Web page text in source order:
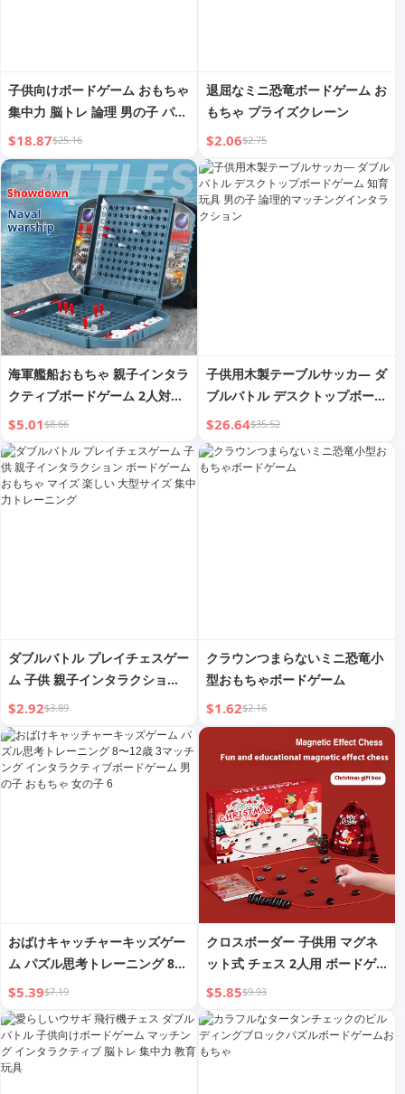
子供向けボードゲーム おもちゃ
集中力 脳トレ 論理 男の子 パズ
ル 3～6歳 ビルディングブロッ
ク 8 組み立て 12
$18.87$25.16
退屈なミニ恐竜ボードゲーム お
もちゃ プライズクレーン
$2.06$2.75
海軍艦船おもちゃ 親子インタラ
クティブボードゲーム 2人対戦
戦略おもちゃ 教育用幼稚園 海
上バトルチェス
$5.01$8.66
子供用木製テーブルサッカ― ダ
ブルバトル デスクトップボード
ゲーム 知育玩具 男の子 論理的
マッチングインタラクション
$26.64$35.52
ダブルバトル プレイチェスゲー
ム 子供 親子インタラクション
ボードゲーム おもちゃ マイズ
楽しい 大型サイズ 集中力トレ
ーニング
$2.92$3.89
クラウンつまらないミニ恐竜小
型おもちゃボードゲーム
$1.62$2.16
おばけキャッチャーキッズゲー
ム パズル思考トレーニング 8〜
12歳 3マッチング インタラクテ
ィブボードゲーム 男の子 おも
ちゃ 女の子 6
$5.39$7.19
クロスボーダー 子供用 マグネ
ット式 チェス 2人用 ボードゲ
ーム 論理思考トレーニング ト
イ カジュアル マグネット吸着
バトルチェスゲーム
$5.85$9.93